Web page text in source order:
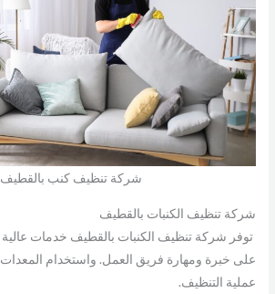
شركة تنظيف كنب بالقطيف
شركة تنظيف الكنبات بالقطيف
توفر شركة تنظيف الكنبات بالقطيف خدمات عالية
على خبرة ومهارة فريق العمل. واستخدام المعدات
عملية التنظيف.